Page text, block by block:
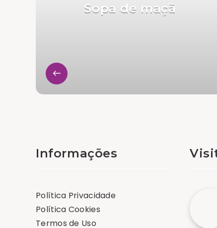
Sopa de maçã
Informações
Política Privacidade
Política Cookies
Termos de Uso